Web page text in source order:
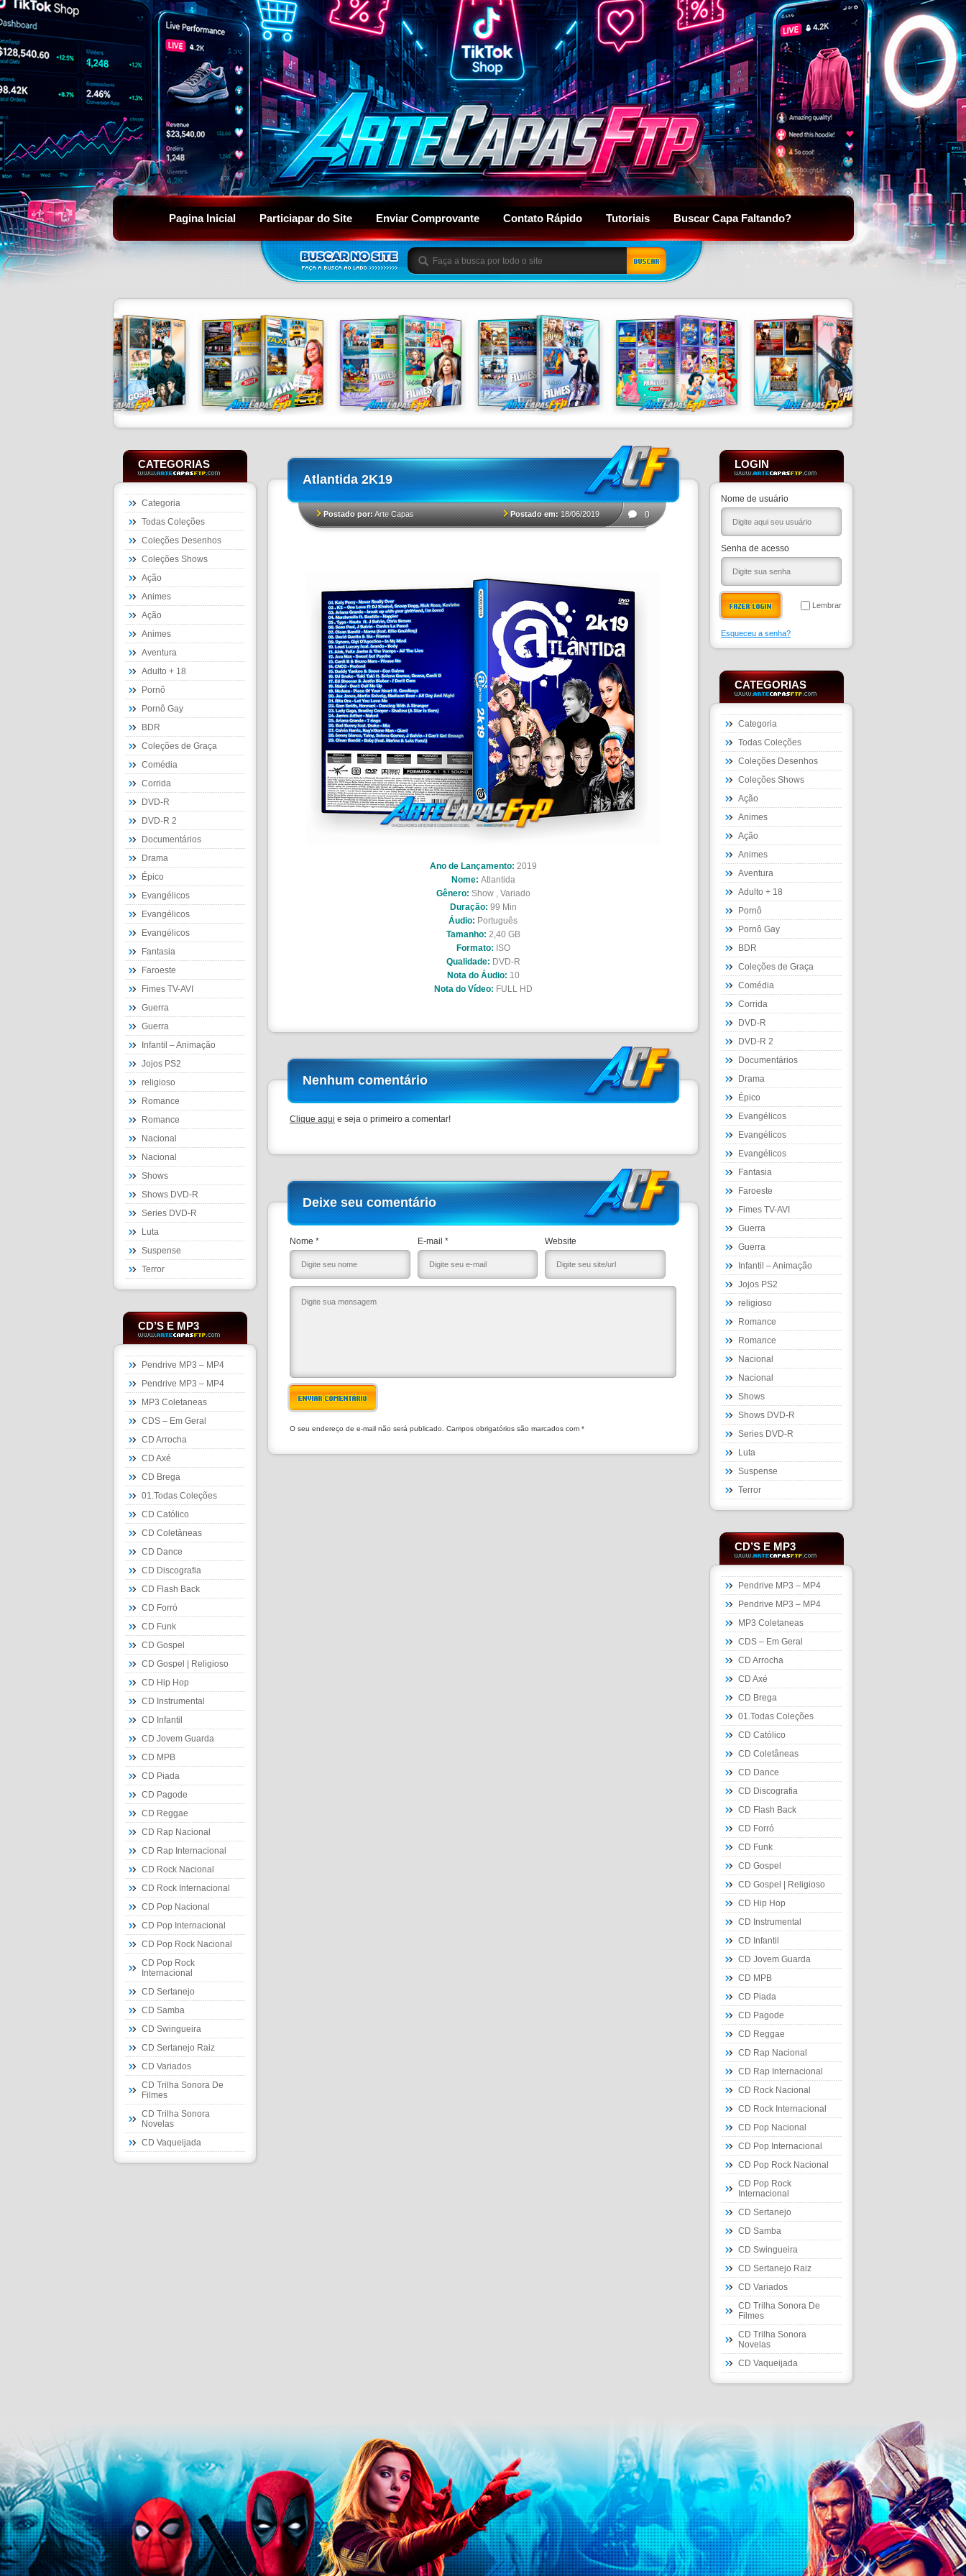
Pagina Inicial Particiapar do Site Enviar Comprovante Contato Rápido Tutoriais Buscar Capa Faltando?
BUSCAR
CATEGORIAS
Categoria
Todas Coleções
Coleções Desenhos
Coleções Shows
Ação
Animes
Ação
Animes
Aventura
Adulto + 18
Pornô
Pornô Gay
BDR
Coleções de Graça
Comédia
Corrida
DVD-R
DVD-R 2
Documentários
Drama
Épico
Evangélicos
Evangélicos
Evangélicos
Fantasia
Faroeste
Fimes TV-AVI
Guerra
Guerra
Infantil – Animação
Jojos PS2
religioso
Romance
Romance
Nacional
Nacional
Shows
Shows DVD-R
Series DVD-R
Luta
Suspense
Terror
CD’S E MP3
Pendrive MP3 – MP4
Pendrive MP3 – MP4
MP3 Coletaneas
CDS – Em Geral
CD Arrocha
CD Axé
CD Brega
01.Todas Coleções
CD Católico
CD Coletâneas
CD Dance
CD Discografia
CD Flash Back
CD Forró
CD Funk
CD Gospel
CD Gospel | Religioso
CD Hip Hop
CD Instrumental
CD Infantil
CD Jovem Guarda
CD MPB
CD Piada
CD Pagode
CD Reggae
CD Rap Nacional
CD Rap Internacional
CD Rock Nacional
CD Rock Internacional
CD Pop Nacional
CD Pop Internacional
CD Pop Rock Nacional
CD Pop Rock
Internacional
CD Sertanejo
CD Samba
CD Swingueira
CD Sertanejo Raiz
CD Variados
CD Trilha Sonora De
Filmes
CD Trilha Sonora
Novelas
CD Vaqueijada
Atlantida 2K19
Postado por:Arte Capas 0
Postado em:18/06/2019
Ano de Lançamento: 2019
Nome: Atlantida
Gênero: Show , Variado
Duração: 99 Min
Áudio: Português
Tamanho: 2,40 GB
Formato: ISO
Qualidade: DVD-R
Nota do Áudio: 10
Nota do Vídeo: FULL HD
Nenhum comentário
Clique aqui e seja o primeiro a comentar!
Deixe seu comentário
Nome * E-mail * Website
ENVIAR COMENTÁRIO
O seu endereço de e-mail não será publicado. Campos obrigatórios são marcados com *
LOGIN
Nome de usuário
Senha de acesso
Lembrar
Esqueceu a senha?
CATEGORIAS
Categoria
Todas Coleções
Coleções Desenhos
Coleções Shows
Ação
Animes
Ação
Animes
Aventura
Adulto + 18
Pornô
Pornô Gay
BDR
Coleções de Graça
Comédia
Corrida
DVD-R
DVD-R 2
Documentários
Drama
Épico
Evangélicos
Evangélicos
Evangélicos
Fantasia
Faroeste
Fimes TV-AVI
Guerra
Guerra
Infantil – Animação
Jojos PS2
religioso
Romance
Romance
Nacional
Nacional
Shows
Shows DVD-R
Series DVD-R
Luta
Suspense
Terror
CD’S E MP3
Pendrive MP3 – MP4
Pendrive MP3 – MP4
MP3 Coletaneas
CDS – Em Geral
CD Arrocha
CD Axé
CD Brega
01.Todas Coleções
CD Católico
CD Coletâneas
CD Dance
CD Discografia
CD Flash Back
CD Forró
CD Funk
CD Gospel
CD Gospel | Religioso
CD Hip Hop
CD Instrumental
CD Infantil
CD Jovem Guarda
CD MPB
CD Piada
CD Pagode
CD Reggae
CD Rap Nacional
CD Rap Internacional
CD Rock Nacional
CD Rock Internacional
CD Pop Nacional
CD Pop Internacional
CD Pop Rock Nacional
CD Pop Rock
Internacional
CD Sertanejo
CD Samba
CD Swingueira
CD Sertanejo Raiz
CD Variados
CD Trilha Sonora De
Filmes
CD Trilha Sonora
Novelas
CD Vaqueijada